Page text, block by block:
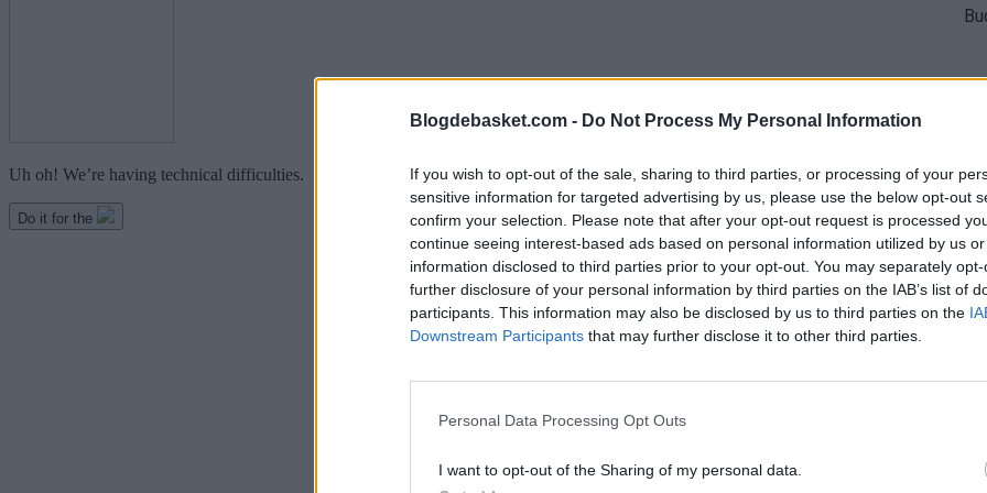
Blogdebasket.com - Do Not Process My Personal Information
If you wish to opt-out of the sale, sharing to third parties, or processing of your
sensitive information for targeted advertising by us, please use the below opt-out
confirm your selection. Please note that after your opt-out request is processed
continue seeing interest-based ads based on personal information utilized by us
information disclosed to third parties prior to your opt-out. You may separately
further disclosure of your personal information by third parties on the IAB’s list of
participants. This information may also be disclosed by us to third parties on the
Downstream Participants that may further disclose it to other third parties.
Personal Data Processing Opt Outs
I want to opt-out of the Sharing of my personal data.